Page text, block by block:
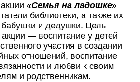
«Семья на ладошке»
библиотеки, а также их
бабушки и дедушки. Цель
— воспитание у детей
участия в создании
отношений, воспитание
и любви к своим
и родственникам.